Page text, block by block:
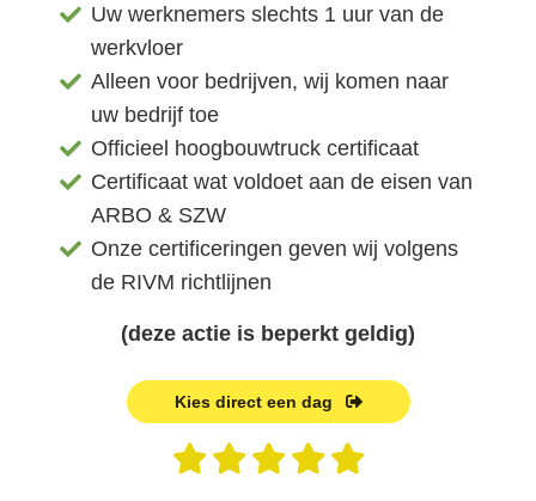
Uw werknemers slechts 1 uur van de
werkvloer
Alleen voor bedrijven, wij komen naar
uw bedrijf toe
Officieel hoogbouwtruck certificaat
Certificaat wat voldoet aan de eisen van
ARBO & SZW
Onze certificeringen geven wij volgens
de RIVM richtlijnen
(deze actie is beperkt geldig)
Kies direct een dag